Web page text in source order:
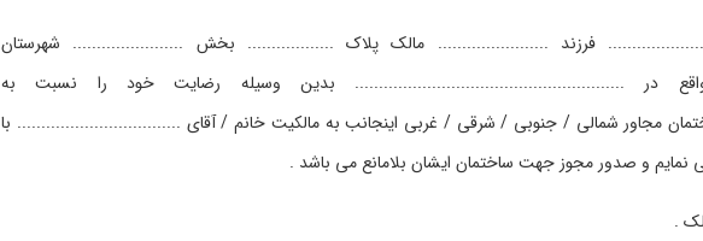
فرزند ....................... مالک پلاک .................. بخش ....................... شهرستان
در ........................................................ بدین وسیله رضایت خود را نسبت به
مجاور شمالی / جنوبی / شرقی / غربی اینجانب به مالکیت خانم / آقای .................................. با
و صدور مجوز جهت ساختمان ایشان بلامانع می باشد .
.